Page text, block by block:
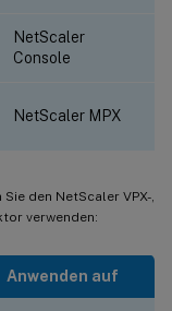
NetScaler
Console
NetScaler MPX
den NetScaler VPX-,
verwenden:
Anwenden auf